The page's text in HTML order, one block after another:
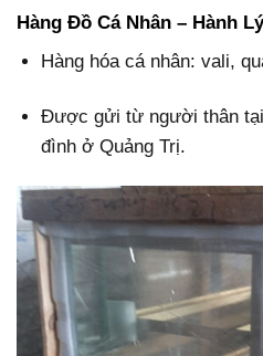
Hàng Đồ Cá Nhân – Hành Lý
Hàng hóa cá nhân: vali,
Được gửi từ người thân
đình ở Quảng Trị.